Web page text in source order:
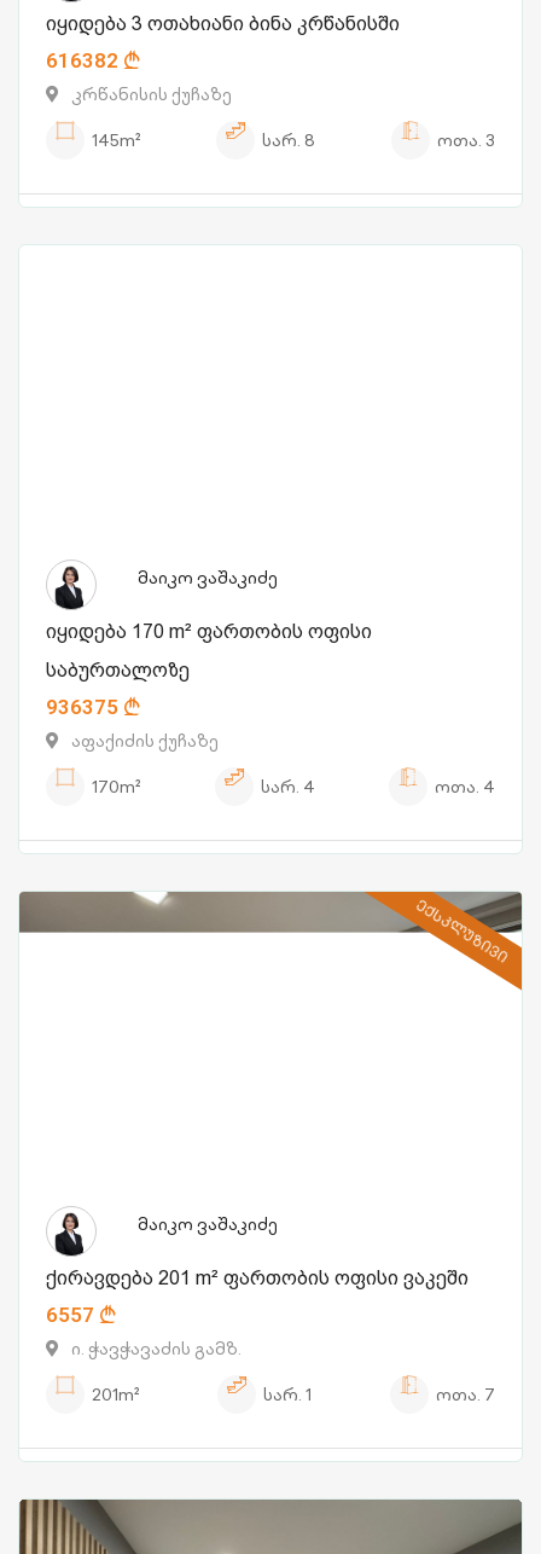
იყიდება 3 ოთახიანი ბინა კრწანისში
616382
კრწანისის ქუჩაზე
145m²
სარ. 8 ოთა. 3
მაიკო ვაშაკიძე
იყიდება 170 m² ფართობის ოფისი
საბურთალოზე
936375
აფაქიძის ქუჩაზე
170m²
სარ. 4 ოთა. 4
ᲔᲥᲡᲙᲚᲣᲖᲘᲕᲘ
მაიკო ვაშაკიძე
ქირავდება 201 m² ფართობის ოფისი ვაკეში
6557
ი. ჭავჭავაძის გამზ.
201m²
სარ. 1 ოთა. 7